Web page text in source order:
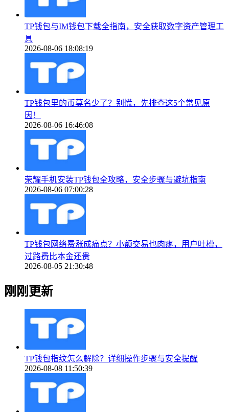
TP钱包与IM钱包下载全指南，安全获取数字资产管理工
具
2026-08-06 18:08:19
TP钱包里的币莫名少了？别慌，先排查这5个常见原
因！
2026-08-06 16:46:08
荣耀手机安装TP钱包全攻略，安全步骤与避坑指南
2026-08-06 07:00:28
TP钱包网络费涨成痛点？小额交易也肉疼，用户吐槽，
过路费比本金还贵
2026-08-05 21:30:48
刚刚更新
TP钱包指纹怎么解除？详细操作步骤与安全提醒
2026-08-08 11:50:39